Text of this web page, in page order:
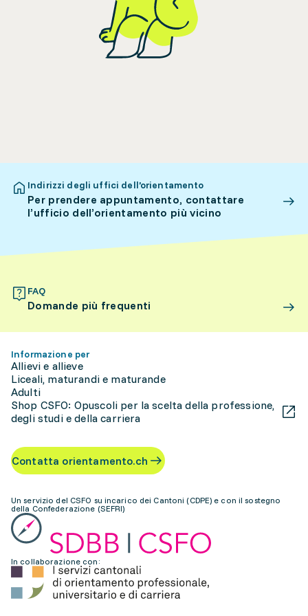
Indirizzi degli uffici dell’orientamento
Per prendere appuntamento, contattare
l’ufficio dell’orientamento più vicino
FAQ
Domande più frequenti
Informazione per
Allievi e allieve
Liceali, maturandi e maturande
Adulti
Shop CSFO: Opuscoli per la scelta della professione,
degli studi e della carriera
Contatta orientamento.ch
Un servizio del CSFO su incarico dei Cantoni (CDPE) e con il sostegno
della Confederazione (SEFRI)
In collaborazione con: